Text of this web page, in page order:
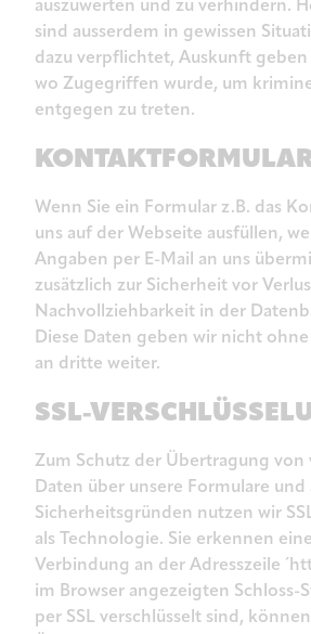
auszuwerten und zu verhindern.
sind ausserdem in gewissen
dazu verpflichtet, Auskunft
wo Zugegriffen wurde, um
entgegen zu treten.
Wenn Sie ein Formular z.B. das
uns auf der Webseite ausfüllen,
Angaben per E-Mail an uns
zusätzlich zur Sicherheit vor
Nachvollziehbarkeit in der
Diese Daten geben wir nicht
an dritte weiter.
SSL-
Zum Schutz der Übertragung von
Daten über unsere Formulare und
Sicherheitsgründen nutzen wir
als Technologie. Sie erkennen
Verbindung an der Adresszeile
im Browser angezeigten Schloss-
per SSL verschlüsselt sind,